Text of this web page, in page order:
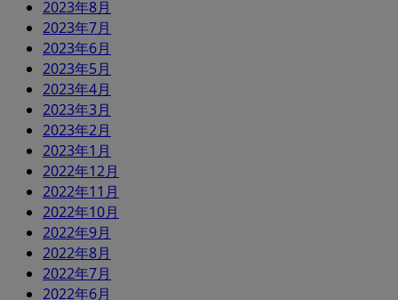
2023年8月
2023年7月
2023年6月
2023年5月
2023年4月
2023年3月
2023年2月
2023年1月
2022年12月
2022年11月
2022年10月
2022年9月
2022年8月
2022年7月
2022年6月